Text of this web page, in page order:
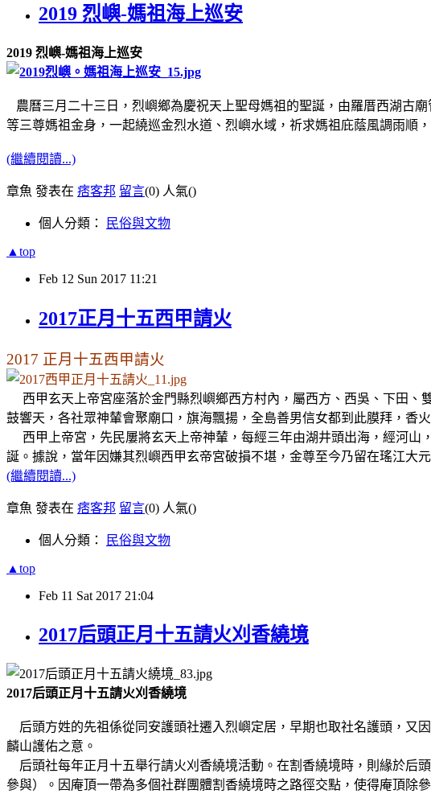
2019 烈嶼-媽祖海上巡安
2019 烈嶼-媽祖海上巡安
農曆三月二十三日，烈嶼鄉為慶祝天上聖母媽祖的聖誕，由羅厝西湖古
等三尊媽祖金身，一起繞巡金烈水道、烈嶼水域，祈求媽祖庇蔭風調雨順
(繼續閱讀...)
章魚 發表在 痞客邦 留言(0) 人氣()
個人分類： 民俗與文物
▲top
Feb 12 Sun 2017 11:21
2017正月十五西甲請火
2017 正月十五西甲請火
西甲玄天上帝宮座落於金門縣烈嶼鄉西方村內，屬西方、西吳、下田、
鼓響天，各社眾神輦會聚廟口，旗海飄揚，全島善男信女都到此膜拜，香
西甲上帝宮，先民屢將玄天上帝神輦，每經三年由湖井頭出海，經河
誕。據說，當年因嫌其烈嶼西甲玄帝宮破損不堪，金尊至今乃留在瑤江大
(繼續閱讀...)
章魚 發表在 痞客邦 留言(0) 人氣()
個人分類： 民俗與文物
▲top
Feb 11 Sat 2017 21:04
2017后頭正月十五請火刈香繞境
2017后頭正月十五請火刈香繞境
后頭方姓的先祖係從同安護頭社遷入烈嶼定居，早期也取社名護頭，又
麟山護佑之意。
后頭社每年正月十五舉行請火刈香繞境活動。在割香繞境時，則緣於后
參與）。 因庵頂一帶為多個社群團體割香繞境時之路徑交點，使得庵頂除